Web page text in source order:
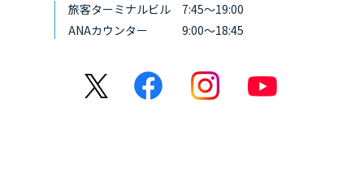
旅客ターミナルビル 7:45～19:00
ANAカウンター 9:00～18:45